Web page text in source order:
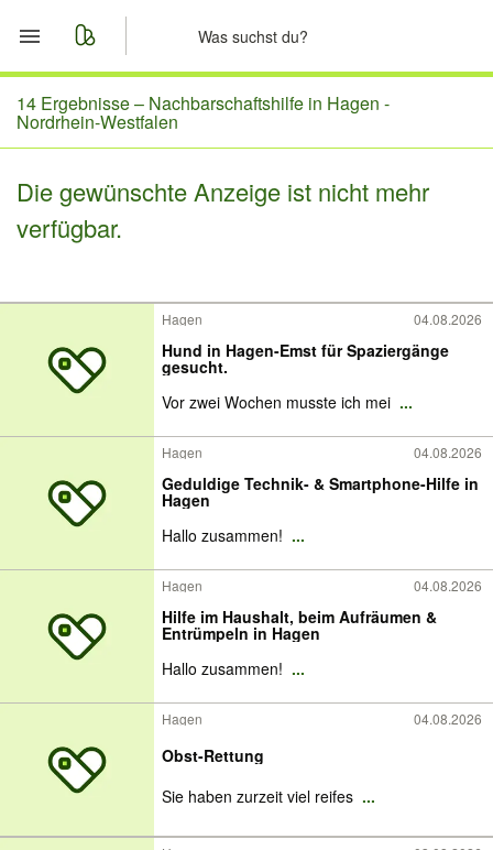
Start
Merkliste
Nachrichten
14 Ergebnisse – Nachbarschaftshilfe in Hagen -
Nordrhein-Westfalen
Die gewünschte Anzeige ist nicht mehr
verfügbar.
Hagen 04.08.2026
Hund in Hagen-Emst für Spaziergänge
gesucht.
Vor zwei Wochen musste ich mei ...
Hagen 04.08.2026
Geduldige Technik- & Smartphone-Hilfe in
Hagen
Hallo zusammen! ...
Hagen 04.08.2026
Hilfe im Haushalt, beim Aufräumen &
Entrümpeln in Hagen
Hallo zusammen! ...
Hagen 04.08.2026
Obst-Rettung
Sie haben zurzeit viel reifes ...